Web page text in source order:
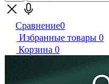
Сравнение0
Избранные товары 0
Корзина 0